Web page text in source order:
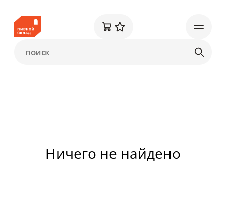
Ничего не найдено